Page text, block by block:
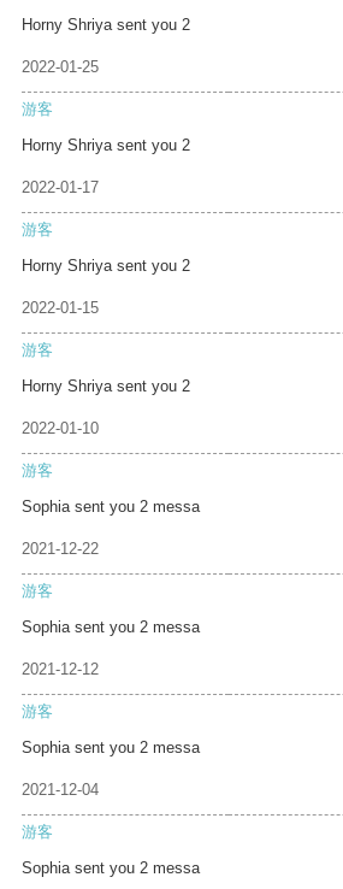
Horny Shriya sent you 2
2022-01-25
游客
Horny Shriya sent you 2
2022-01-17
游客
Horny Shriya sent you 2
2022-01-15
游客
Horny Shriya sent you 2
2022-01-10
游客
Sophia sent you 2 messa
2021-12-22
游客
Sophia sent you 2 messa
2021-12-12
游客
Sophia sent you 2 messa
2021-12-04
游客
Sophia sent you 2 messa